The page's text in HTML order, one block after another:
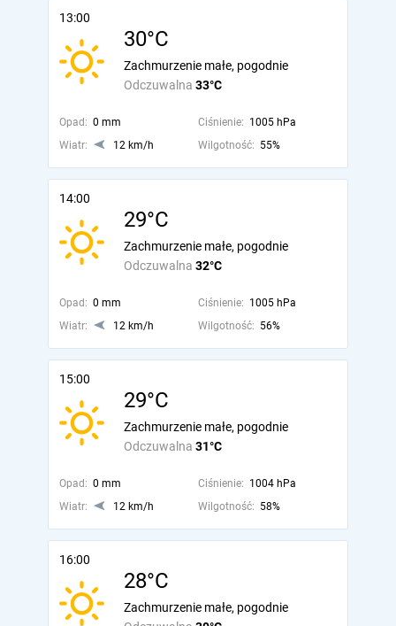
13:00
30°C
Odczuwalna 33°C
Zachmurzenie małe, pogodnie
Opad: 0 mm Ciśnienie: 1005 hPa
Wiatr:
12 km/h Wilgotność: 55%
14:00
29°C
Odczuwalna 32°C
Zachmurzenie małe, pogodnie
Opad: 0 mm Ciśnienie: 1005 hPa
Wiatr:
12 km/h Wilgotność: 56%
15:00
29°C
Odczuwalna 31°C
Zachmurzenie małe, pogodnie
Opad: 0 mm Ciśnienie: 1004 hPa
Wiatr:
12 km/h Wilgotność: 58%
16:00
28°C
Zachmurzenie małe, pogodnie